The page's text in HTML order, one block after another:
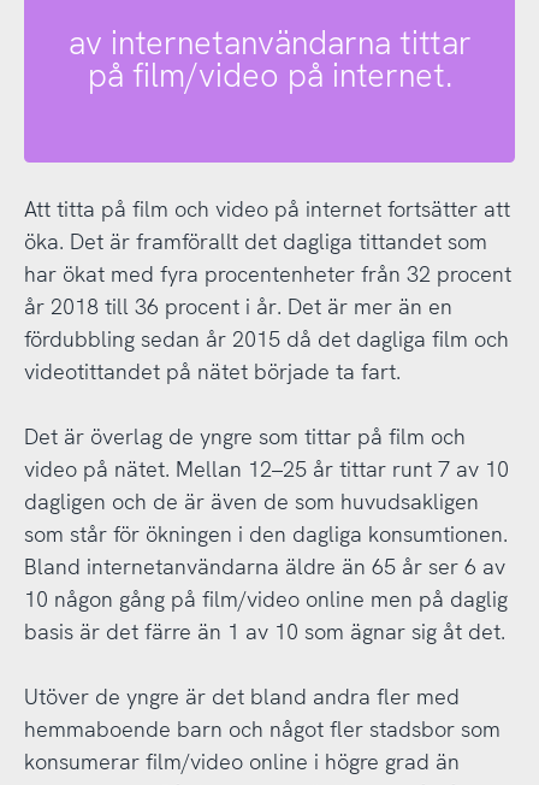
av internetanvändarna tittar
på film/video på internet.
Att titta på film och video på internet fortsätter att
öka. Det är framförallt det dagliga tittandet som
har ökat med fyra procentenheter från 32 procent
år 2018 till 36 procent i år. Det är mer än en
fördubbling sedan år 2015 då det dagliga film och
videotittandet på nätet började ta fart.
Det är överlag de yngre som tittar på film och
video på nätet. Mellan 12–25 år tittar runt 7 av 10
dagligen och de är även de som huvudsakligen
som står för ökningen i den dagliga konsumtionen.
Bland internetanvändarna äldre än 65 år ser 6 av
10 någon gång på film/video online men på daglig
basis är det färre än 1 av 10 som ägnar sig åt det.
Utöver de yngre är det bland andra fler med
hemmaboende barn och något fler stadsbor som
konsumerar film/video online i högre grad än